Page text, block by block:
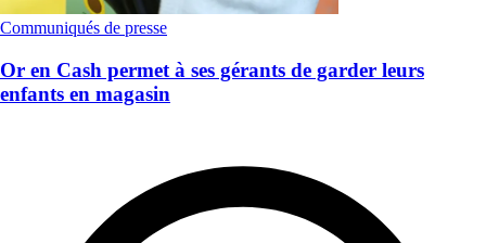
Communiqués de presse
Or en Cash permet à ses gérants de garder leurs
enfants en magasin